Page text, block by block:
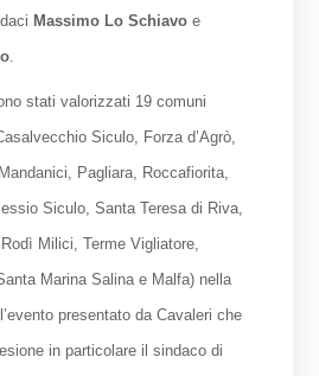
Massimo Lo Schiavoe
.
stati valorizzati 19 comuni
Siculo, Forza d’Agrò,
Pagliara, Roccafiorita,
Siculo, Santa Teresa di Riva,
Milici, Terme Vigliatore,
Marina Salina e Malfa) nella
presentato da Cavaleri che
in particolare il sindaco di